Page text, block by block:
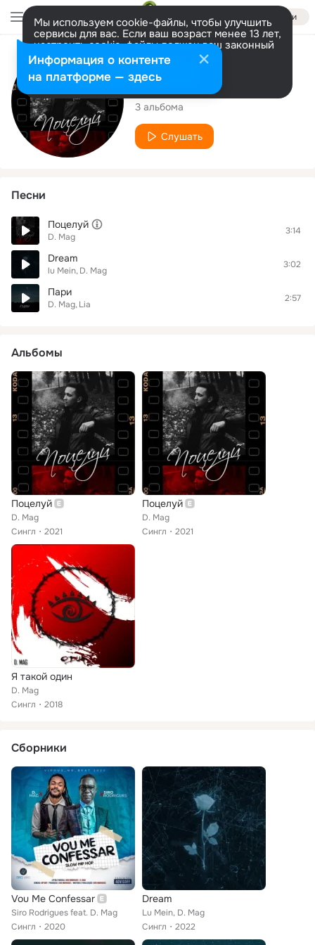
Войти
Мы используем cookie-файлы, чтобы улучшить
сервисы для вас. Если ваш возраст менее 13 лет,
настроить cookie-файлы должен ваш законный
представитель. Больше информации
Разрешить все Настроить
Исполнитель
D. Mag
3 альбома
Слушать
Песни
Поцелуй
D. Mag
3:14
Dream
lu Mein D. Mag
3:02
Пари
D. Mag Lia
2:57
Альбомы
Поцелуй
D. Mag
Сингл
2021
Поцелуй
D. Mag
Сингл
2021
Я такой один
D. Mag
Сингл
2018
Сборники
Vou Me Confessar
Siro Rodrigues feat. D. Mag
Сингл
2020
Dream
Lu Mein, D. Mag
Сингл
2022
Информация о контенте
на платформе — здесь